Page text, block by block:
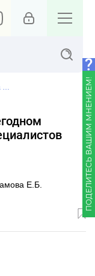
Симпозиум Nestle на XVI ежегодном Всероссийском конгрессе специалистов перинатальной медицины
Е.Б. ПОДЕЛИТЕСЬ ВАШИМ МНЕНИЕМ!